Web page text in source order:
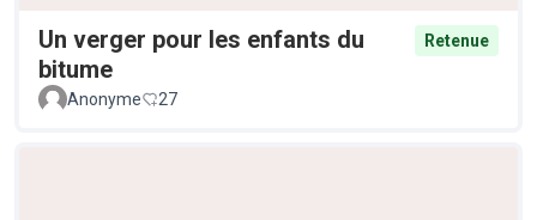
Un verger pour les enfants du
bitume
Retenue
Anonyme 27